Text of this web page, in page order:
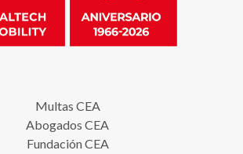
Multas CEA
Abogados CEA
Fundación CEA